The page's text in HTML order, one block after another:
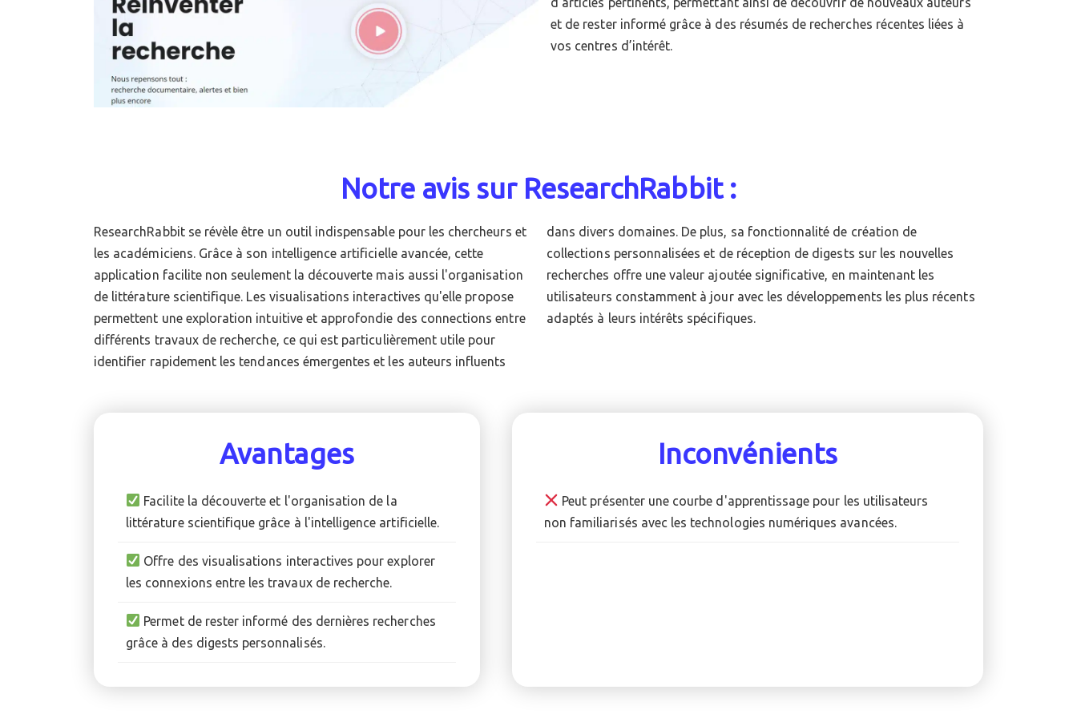
et de rester informé grâce à des résumés de recherches récentes liées à
vos centres d’intérêt.
Notre avis sur ResearchRabbit :
ResearchRabbit se révèle être un outil indispensable pour les chercheurs et
les académiciens. Grâce à son intelligence artificielle avancée, cette
application facilite non seulement la découverte mais aussi l'organisation
de littérature scientifique. Les visualisations interactives qu'elle propose
permettent une exploration intuitive et approfondie des connections entre
différents travaux de recherche, ce qui est particulièrement utile pour
identifier rapidement les tendances émergentes et les auteurs influents
dans divers domaines. De plus, sa fonctionnalité de création de
collections personnalisées et de réception de digests sur les nouvelles
recherches offre une valeur ajoutée significative, en maintenant les
utilisateurs constamment à jour avec les développements les plus récents
adaptés à leurs intérêts spécifiques.
Avantages
Facilite la découverte et l'organisation de la
littérature scientifique grâce à l'intelligence artificielle.
Offre des visualisations interactives pour explorer
les connexions entre les travaux de recherche.
Permet de rester informé des dernières recherches
grâce à des digests personnalisés.
Inconvénients
Peut présenter une courbe d'apprentissage pour les utilisateurs
non familiarisés avec les technologies numériques avancées.